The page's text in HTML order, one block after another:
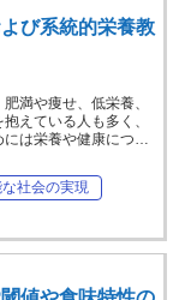
び系統的栄養教
満や痩せ、低栄養、
えている人も多く、
には栄養や健康につ…
社会の実現